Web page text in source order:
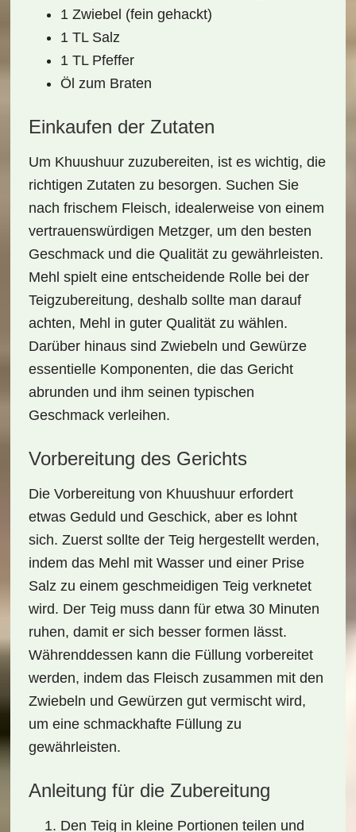
1 Zwiebel (fein gehackt)
1 TL Salz
1 TL Pfeffer
Öl zum Braten
Einkaufen der Zutaten
Um Khuushuur zuzubereiten, ist es wichtig, die
richtigen Zutaten zu besorgen. Suchen Sie
nach frischem Fleisch, idealerweise von einem
vertrauenswürdigen Metzger, um den besten
Geschmack und die Qualität zu gewährleisten.
Mehl spielt eine entscheidende Rolle bei der
Teigzubereitung, deshalb sollte man darauf
achten, Mehl in guter Qualität zu wählen.
Darüber hinaus sind Zwiebeln und Gewürze
essentielle Komponenten, die das Gericht
abrunden und ihm seinen typischen
Geschmack verleihen.
Vorbereitung des Gerichts
Die Vorbereitung von Khuushuur erfordert
etwas Geduld und Geschick, aber es lohnt
sich. Zuerst sollte der Teig hergestellt werden,
indem das Mehl mit Wasserund einer Prise
Salz zu einem geschmeidigen Teig verknetet
wird. Der Teig muss dann für etwa 30 Minuten
ruhen, damit er sich besser formen lässt.
Währenddessen kann die Füllung vorbereitet
werden, indem das Fleisch zusammen mit den
Zwiebeln und Gewürzen gut vermischt wird,
um eine schmackhafte Füllung zu
gewährleisten.
Anleitung für die Zubereitung
Den Teig in kleine Portionen teilen und